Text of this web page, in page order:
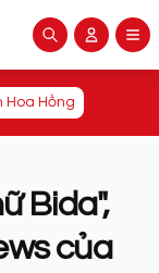
Hoa Hồng
Bida",
của